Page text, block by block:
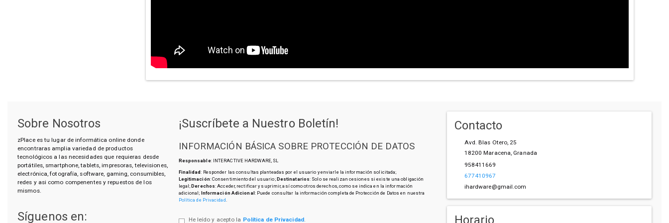
Sobre Nosotros
zPlace es tu lugar de informática online donde
encontraras amplia variedad de productos
tecnológicos a las necesidades que requieras desde
portátiles, smartphone, tablets, impresoras, televisiones,
electrónica, fotografía, software, gaming, consumibles,
redes y asi como compenentes y repuestos de los
mismos.
Síguenos en:
¡Suscríbete a Nuestro Boletín!
INFORMACIÓN BÁSICA SOBRE PROTECCIÓN DE DATOS
Responsable: INTERACTIVE HARDWARE, SL
Finalidad: Responder las consultas planteadas por el usuario y enviarle la información solicitada;
Legitimación: Consentimiento del usuario;Destinatarios: Solo se realizan cesiones si existe una obligación
legal;Derechos: Acceder, rectificar y suprimir, así como otros derechos, como se indica en la información
adicional; Información Adicional: Puede consultar la información completa de Protección de Datos en nuestra
Política de Privacidad
He leído y acepto la Política de Privacidad.
Contacto
Avd. Blas Otero, 25
18200 Maracena, Granada
958411669
677410967
ihardware@gmail.com
Horario